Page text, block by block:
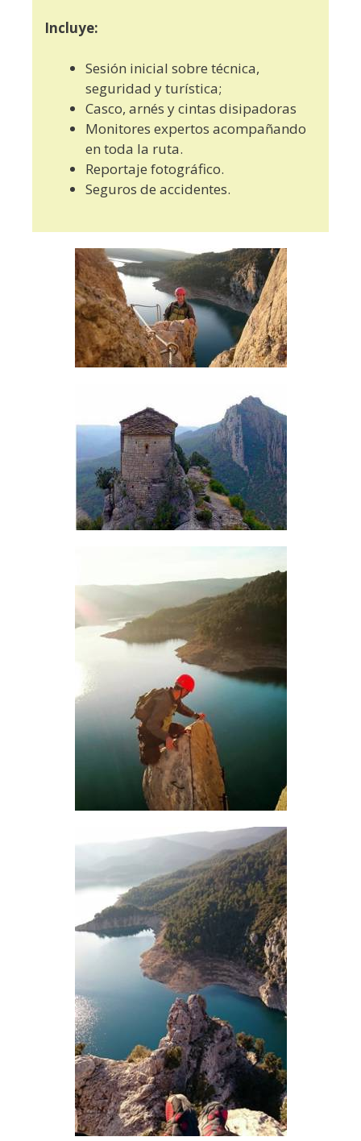
Incluye:
Sesión inicial sobre técnica,
seguridad y turística;
Casco, arnés y cintas disipadoras
Monitores expertos acompañando
en toda la ruta.
Reportaje fotográfico.
Seguros de accidentes.